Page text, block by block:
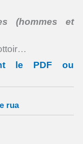
(hommes et
le PDF ou
rua